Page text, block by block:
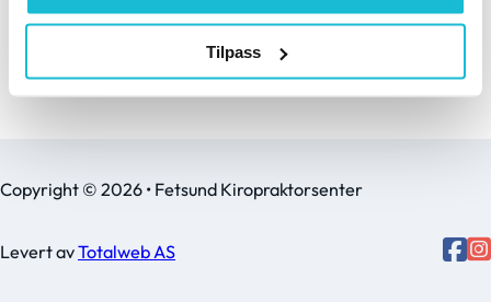
Tilpass
Copyright © 2026 • Fetsund Kiropraktorsenter
Levert avTotalweb AS